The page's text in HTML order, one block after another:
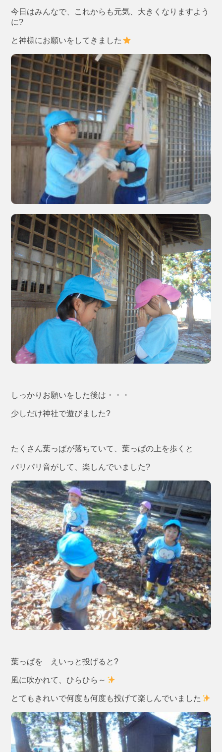
今日はみんなで、これからも元気、大きくなりますよう
に?
と神様にお願いをしてきました
しっかりお願いをした後は・・・
少しだけ神社で遊びました?
たくさん葉っぱが落ちていて、葉っぱの上を歩くと
パリパリ音がして、楽しんでいました?
葉っぱを えいっと投げると?
風に吹かれて、ひらひら～
とてもきれいで何度も何度も投げて楽しんでいました